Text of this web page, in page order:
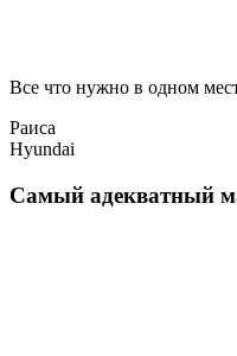
Все что нужно в одном
Раиса
Hyundai
Самый адекватный